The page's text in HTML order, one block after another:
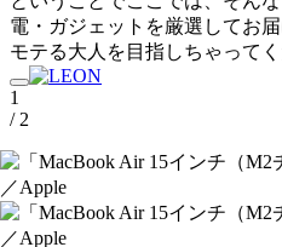
電・ガジェットを厳選してお
モテる大人を目指しちゃってく
1
/ 2